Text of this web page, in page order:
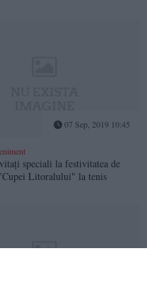
07 Sep, 2019 10:45
speciali la festivitatea de
Litoralului" la tenis